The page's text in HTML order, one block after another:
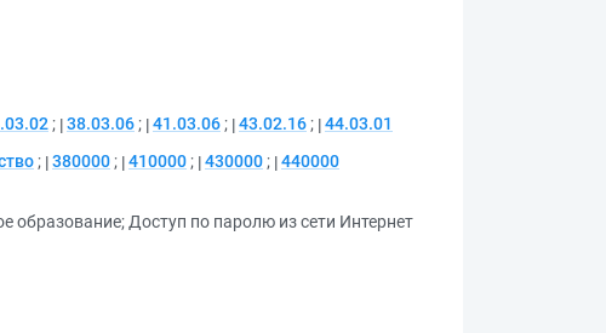
; 38.03.06 ; 41.03.06 ; 43.02.16 ; 44.03.01
; 380000 ; 410000 ; 430000 ; 440000
образование; Доступ по паролю из сети Интернет